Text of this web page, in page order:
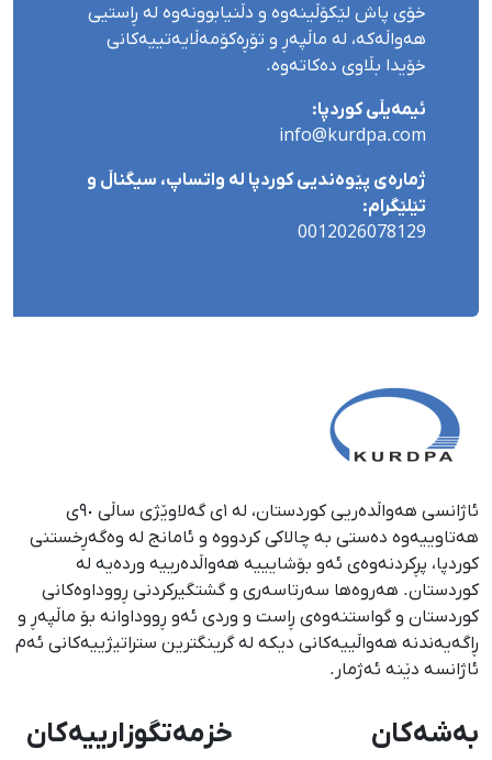
خۆی پاش لێکۆڵینەوە و دڵنیابوونەوە لە ڕاستیی
هەواڵەکە، لە ماڵپەڕ و تۆڕەکۆمەڵایەتییەکانی
خۆیدا بڵاوی دەکاتەوە.
ئیمەیڵی کوردپا:
info@kurdpa.com
ژمارەی پێوەندیی کوردپا لە واتساپ، سیگناڵ و
تێلێگرام:
0012026078129
ئاژانسی هەواڵدەریی کوردستان، لە ١ی گەلاوێژی ساڵی ٩٠ی
هەتاوییەوە دەستی بە چالاکی کردووە و ئامانج لە وەگەڕخستنی
كوردپا، پڕكردنەوەی ئەو بۆشایییە هەواڵدەرییە وردەیە لە
كوردستان. هەروەها سەرتاسەری و گشتگیركردنی ڕووداوەكانی
كوردستان و گواستنەوەی ڕاست و وردی ئەو ڕووداوانە بۆ ماڵپەڕ و
ڕاگەیەندنە هەواڵییەكانی دیكە لە گرینگترین ستراتیژییەكانی ئەم
ئاژانسە دێنە ئەژمار.
بەشەکان خزمەتگوزارییەکان